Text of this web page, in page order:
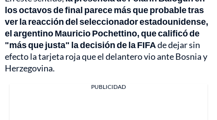
los octavos de final parece más que probable tras
ver la reacción del seleccionador estadounidense,
el argentino Mauricio Pochettino, que calificó de
"más que justa" la decisión de la FIFAde dejar sin
efecto la tarjeta roja que el delantero vio ante Bosnia y
Herzegovina.
PUBLICIDAD